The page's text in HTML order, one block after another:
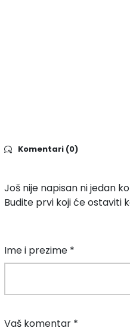
Komentari (0)
Još nije napisan ni jedan
Budite prvi koji će ostaviti
Ime i prezime *
Vaš komentar *